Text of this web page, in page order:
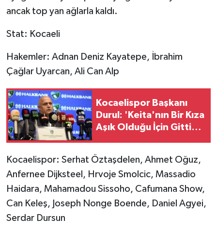
ancak top yan ağlarla kaldı.
Stat: Kocaeli
Hakemler: Adnan Deniz Kayatepe, İbrahim
Çağlar Uyarcan, Ali Can Alp
Kocaelispor Başkanı
Durul: 'Keita'nın Bir Kıza
Aşık Olduğu İçin Gittiği
Kocaelispor: Serhat Öztaşdelen, Ahmet Oğuz,
Anfernee Dijksteel, Hrvoje Smolcic, Massadio
Haidara, Mahamadou Sissoho, Cafumana Show,
Can Keleş, Joseph Nonge Boende, Daniel Agyei,
Serdar Dursun